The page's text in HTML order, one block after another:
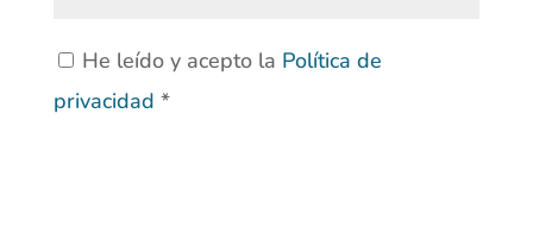
He leído y acepto la Política de
privacidad *